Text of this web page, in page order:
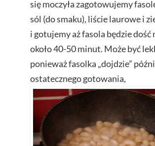
się moczyła zagotowujemy
sól (do smaku), liście laurowe i
i gotujemy aż fasola będzie dość
około 40-50 minut. Może być
ponieważ fasolka „dojdzie”
ostatecznego gotowania,